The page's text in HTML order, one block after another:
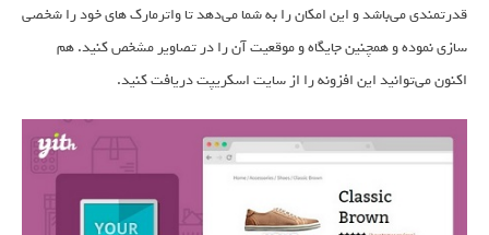
قدرتمندی می‌باشد و این امکان را به شما می‌دهد تا واترمارک های خود را شخصی
سازی نموده و همچنین جایگاه و موقعیت آن را در تصاویر مشخص کنید. هم
اکنون می‌توانید این افزونه را از سایت اسکریپت دریافت کنید.